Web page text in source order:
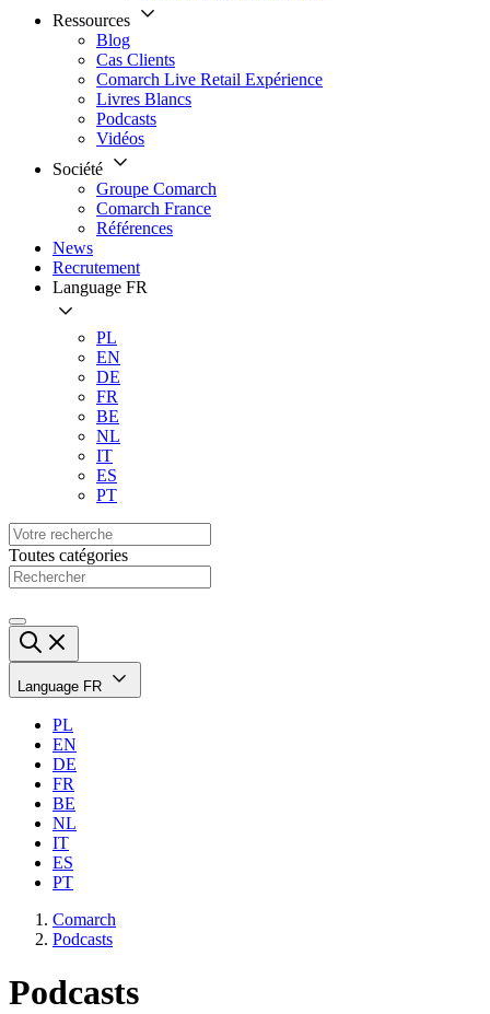
Ressources
Blog
Cas Clients
Comarch Live Retail Expérience
Livres Blancs
Podcasts
Vidéos
Société
Groupe Comarch
Comarch France
Références
News
Recrutement
Language FR
PL
EN
DE
FR
BE
NL
IT
ES
PT
Toutes catégories
Language FR
PL
EN
DE
FR
BE
NL
IT
ES
PT
Comarch
Podcasts
Podcasts